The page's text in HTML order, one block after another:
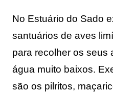
No Estuário do Sado
santuários de aves
para recolher os seus
água muito baixos.
são os pilritos,